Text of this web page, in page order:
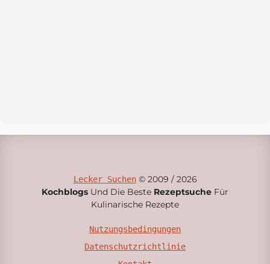
Lecker Suchen© 2009 / 2026
Kochblogs Und Die Beste Rezeptsuche Für
Kulinarische Rezepte
Nutzungsbedingungen
Datenschutzrichtlinie